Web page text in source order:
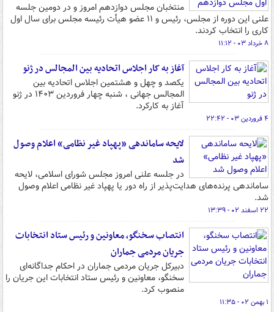
منتخبان مجلس دوازدهم امروز و در دومین جلسه
علنی این دوره از مجلس، رئیس و ۱۱ عضو هیأت رئیسه مجلس برای سال اول
کاری را انتخاب کردند.
۸ خرداد ۰۳ - ۱۱:۱۲
آغاز به کار اجلاس اتحادیه بین المجالس در ژنو
یکصد و چهل و هشتمین اجلاس اتحادیه بین
المجالس جهانی ، شنبه چهار فروردین ۱۴۰۳ در ژنو
آغاز به کارکرد.
۴ فروردین ۰۳ - ۲۲:۴۲
لایحه ساماندهی «پهپاد غیر نظامی» اعلام وصول
شد
در جلسه علنی امروز مجلس شورای اسلامی، لایحه
ساماندهی پرنده‌های هدایت‌پذیر از راه دور یا پهپاد غیر نظامی اعلام وصول
شد.
۲۲ اسفند ۰۲ - ۱۳:۳۹
انتصاب سخنگو، معاونین‌ و رئیس ستاد انتخابات
جریان مردمی جماران
دبیرکل جریان مردمی جماران در احکام جداگانه‌ای
سخنگو، معاونین‌ و رئیس ستاد انتخابات این جریان را
منصوب کرد.
۱ بهمن ۰۲ - ۱۱:۳۵